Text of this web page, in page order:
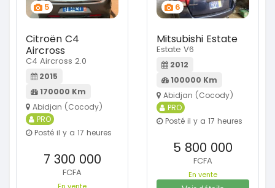
5
Citroën C4
Aircross
C4 Aircross 2.0
2015
170000 Km
Abidjan (Cocody)
PRO
Posté il y a 17 heures
7 300 000
FCFA
En vente
6
Mitsubishi Estate
Estate V6
2012
100000 Km
Abidjan (Cocody)
PRO
Posté il y a 17 heures
5 800 000
FCFA
En vente